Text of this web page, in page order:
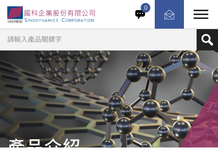
頭枕性能測試系統是一個電氣測試台，能夠評估座椅、椅
背、錨固裝置和頭枕的結構強度和剛性。這套重型系統經濟
高效，能夠同時獨立測試多達 3 個座椅。。提供極具成本效
益的解決方案，能同時獨立測試最多3個座椅，大幅提升測
試效率與產能，非常適合座椅供應商與汽車製造商的認證與
品質控管需求。
0
產品介紹